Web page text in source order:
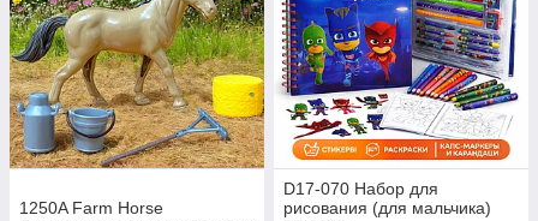
1250A Farm Horse
D17-070 Набор для
рисования (для мальчика)